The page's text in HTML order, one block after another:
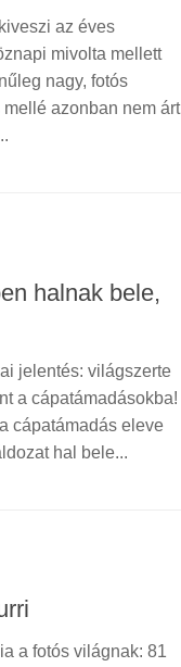
az éves
mivolta mellett
nagy, fotós
azonban nem árt
halnak bele,
jelentés: világszerte
a cápatámadásokba!
cápatámadás eleve
hal bele...
a fotós világnak: 81